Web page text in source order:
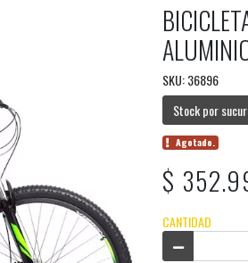
SKU: 36896
Stock por
Agotado.
$
CANTIDAD